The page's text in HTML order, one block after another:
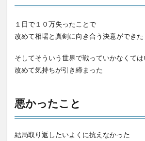
１日で１０万失ったことで
改めて相場と真剣に向き合う決意ができた
そしてそういう世界で戦っていかなくては
改めて気持ちが引き締まった
悪かったこと
結局取り返したいよくに抗えなかった